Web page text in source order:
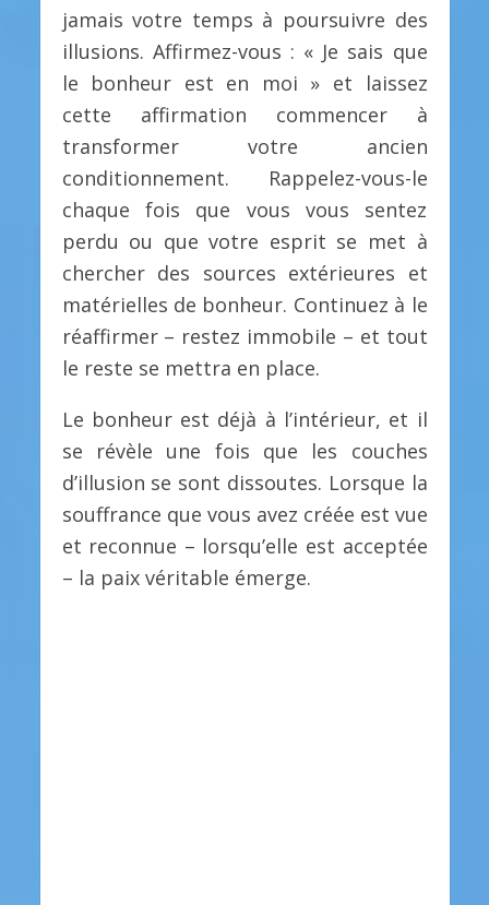
jamais votre temps à poursuivre des
illusions. Affirmez-vous : « Je sais que
le bonheur est en moi » et laissez
cette affirmation commencer à
transformer votre ancien
conditionnement. Rappelez-vous-le
chaque fois que vous vous sentez
perdu ou que votre esprit se met à
chercher des sources extérieures et
matérielles de bonheur. Continuez à le
réaffirmer – restez immobile – et tout
le reste se mettra en place.
Le bonheur est déjà à l’intérieur, et il
se révèle une fois que les couches
d’illusion se sont dissoutes. Lorsque la
souffrance que vous avez créée est vue
et reconnue – lorsqu’elle est acceptée
– la paix véritable émerge.